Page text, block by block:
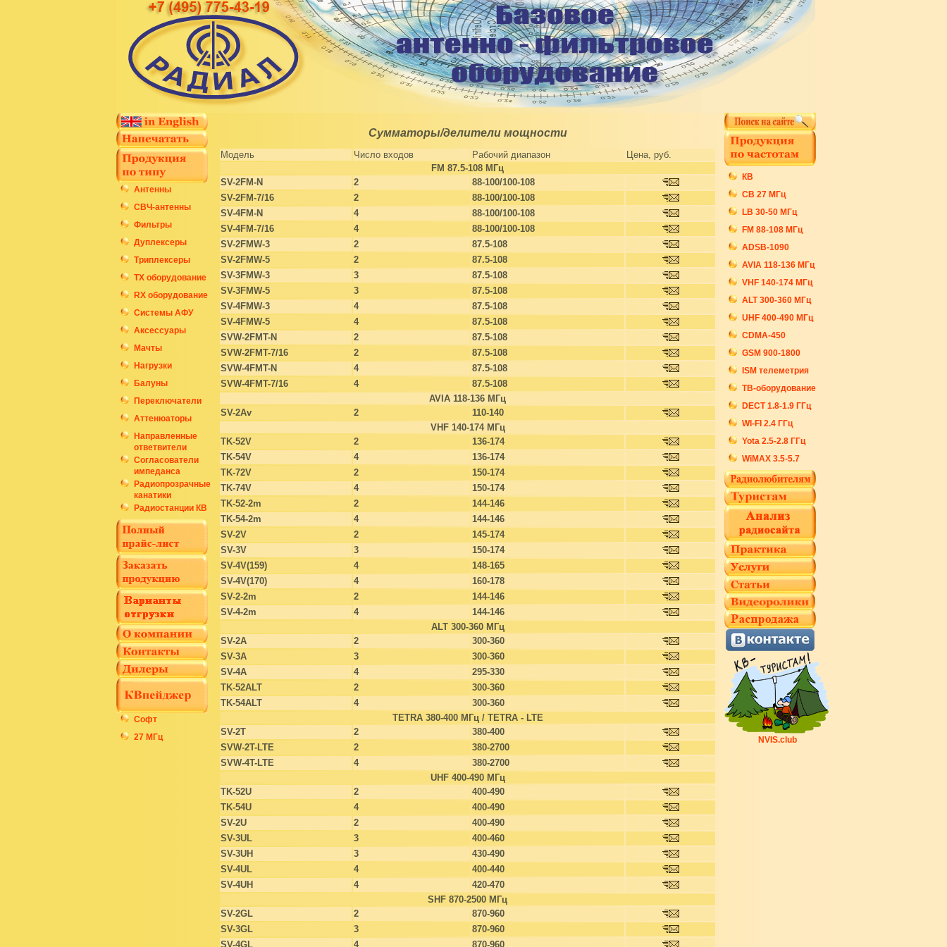
Антенны
СВЧ-антенны
Фильтры
Дуплексеры
Триплексеры
ТХ оборудование
RX оборудование
Системы АФУ
Аксессуары
Мачты
Нагрузки
Балуны
Переключатели
Аттенюаторы
Направленные
ответвители
Согласователи
импеданса
Радиопрозрачные
канатики
Радиостанции КВ
Софт
27 МГц
Сумматоры/делители мощности
Модель Число входов Рабочий диапазон
Цена, руб.
FM 87.5-108 МГц
SV-2FM-N
2
88-100/100-108
SV-2FM-7/16
2
88-100/100-108
SV-4FM-N
4
88-100/100-108
SV-4FM-7/16
4
88-100/100-108
SV-2FMW-3
2
87.5-108
SV-2FMW-5
2
87.5-108
SV-3FMW-3
3
87.5-108
SV-3FMW-5
3
87.5-108
SV-4FMW-3
4
87.5-108
SV-4FMW-5
4
87.5-108
SVW-2FMT-N
2
87.5-108
SVW-2FMT-7/16
2
87.5-108
SVW-4FMT-N
4
87.5-108
SVW-4FMT-7/16
4
87.5-108
AVIA 118-136 МГц
SV-2Av
2
110-140
VHF 140-174 МГц
TK-52V
2
136-174
TK-54V
4
136-174
TK-72V
2
150-174
TK-74V
4
150-174
TK-52-2m
2
144-146
TK-54-2m
4
144-146
SV-2V
2
145-174
SV-3V
3
150-174
SV-4V(159)
4
148-165
SV-4V(170)
4
160-178
SV-2-2m
2
144-146
SV-4-2m
4
144-146
ALT 300-360 МГц
SV-2A
2
300-360
SV-3A
3
300-360
SV-4A
4
295-330
TK-52ALT
2
300-360
TK-54ALT
4
300-360
TETRA 380-400 МГц / TETRA - LTE
SV-2T
2
380-400
SVW-2T-LTE
2
380-2700
SVW-4T-LTE
4
380-2700
UHF 400-490 МГц
TK-52U
2
400-490
TK-54U
4
400-490
SV-2U
2
400-490
SV-3UL
3
400-460
SV-3UH
3
430-490
SV-4UL
4
400-440
SV-4UH
4
420-470
SHF 870-2500 МГц
SV-2GL
2
870-960
SV-3GL
3
870-960
SV-4GL
4 870-960
КВ
СB 27 МГц
LB 30-50 МГц
FM 88-108 МГц
ADSB-1090
AVIA 118-136 МГц
VHF 140-174 МГц
ALT 300-360 МГц
UHF 400-490 МГц
CDMA-450
GSM 900-1800
ISM телеметрия
ТВ-оборудование
DECT 1.8-1.9 ГГц
WI-FI 2.4 ГГц
Yota 2.5-2.8 ГГц
WiMAX 3.5-5.7
NVIS.club